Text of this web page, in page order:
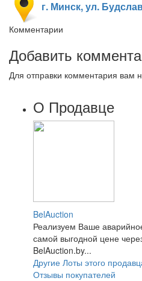
г. Минск, ул.
Комментарии
Добавить
Для отправки комментария вам
О Продавце
BelAuction
Реализуем Ваше
самой выгодной цене
BelAuction.by...
Другие Лоты этого
Отзывы покупателей